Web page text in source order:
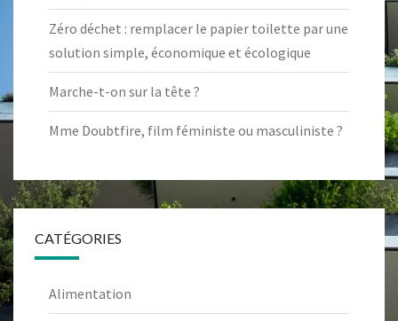
Zéro déchet : remplacer le papier toilette par une
solution simple, économique et écologique
Marche-t-on sur la tête ?
Mme Doubtfire, film féministe ou masculiniste ?
CATÉGORIES
Alimentation